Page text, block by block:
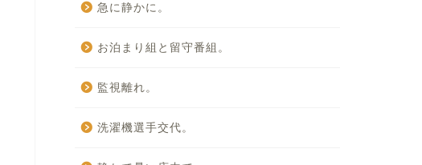
急に静かに。
お泊まり組と留守番組。
監視離れ。
洗濯機選手交代。